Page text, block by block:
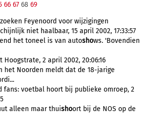
66 67 68 69
Feyenoord voor wijzigingen
niet haalbaar, 15 april 2002, 17:33:57
het toneel is van autoshows. 'Bovendien
Hoogstrate, 2 april 2002, 20:06:16
het Noorden meldt dat de 18-jarige
fans: voetbal hoort bij publieke omroep, 2
alleen maar thuishoort bij de NOS op de